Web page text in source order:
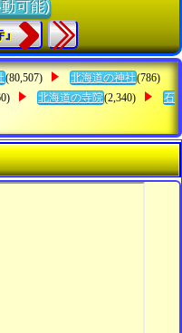
可能)
』
(80,507) 北海道の神社(786)
北海道の寺院(2,340)
石